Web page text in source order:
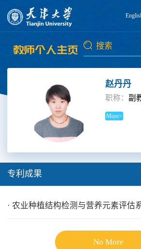
赵丹丹
职称： 副
More>
专利成果
· 农业种植结构检测与营养元素评估
No More